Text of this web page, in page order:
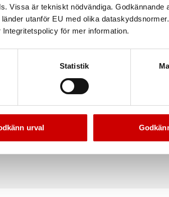
Vissa är tekniskt nödvändiga. Godkännande
utanför EU med olika
för mer information.
Statistik
urvalTändstiftshylsa Würth 1/2"
6-kant, 16/18/20,8 mm